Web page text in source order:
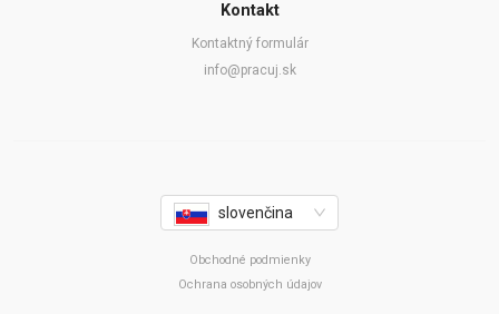
Kontakt
Kontaktný formulár
info@pracuj.sk
slovenčina
Obchodné podmienky
Ochrana osobných údajov